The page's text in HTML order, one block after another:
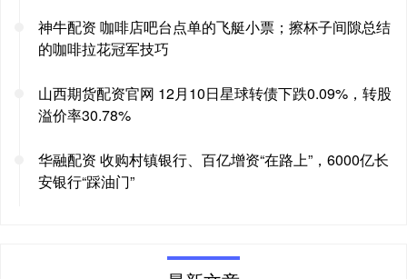
神牛配资 咖啡店吧台点单的飞艇小票；擦杯子间隙总结
的咖啡拉花冠军技巧
山西期货配资官网 12月10日星球转债下跌0.09%，转股
溢价率30.78%
华融配资 收购村镇银行、百亿增资“在路上”，6000亿长
安银行“踩油门”